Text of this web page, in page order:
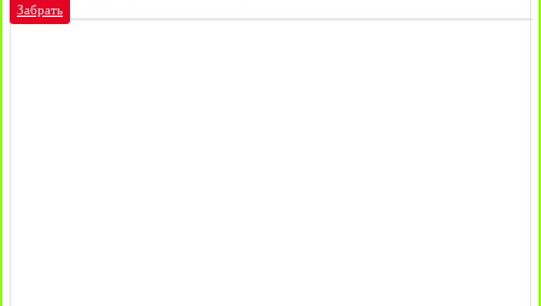
Забрать